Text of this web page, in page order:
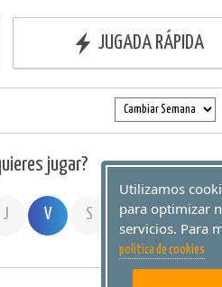
JUGADA RÁPIDA
jugar?
J V S D
Utilizamos
para optimizar
servicios. Para
politica de cookies